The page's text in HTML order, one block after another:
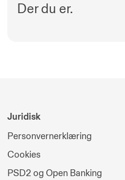
Der du er.
Juridisk
Personvernerklæring
Cookies
PSD2 og Open Banking